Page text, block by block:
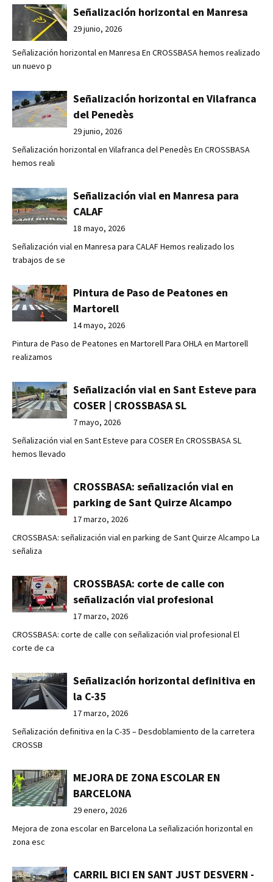
Señalización horizontal en Manresa
29 junio, 2026
Señalización horizontal en Manresa En CROSSBASA hemos realizado
un nuevo p
Señalización horizontal en Vilafranca
del Penedès
29 junio, 2026
Señalización horizontal en Vilafranca del Penedès En CROSSBASA
hemos reali
Señalización vial en Manresa para
CALAF
18 mayo, 2026
Señalización vial en Manresa para CALAF Hemos realizado los
trabajos de se
Pintura de Paso de Peatones en
Martorell
14 mayo, 2026
Pintura de Paso de Peatones en Martorell Para OHLA en Martorell
realizamos
Señalización vial en Sant Esteve para
COSER | CROSSBASA SL
7 mayo, 2026
Señalización vial en Sant Esteve para COSER En CROSSBASA SL
hemos llevado
CROSSBASA: señalización vial en
parking de Sant Quirze Alcampo
17 marzo, 2026
CROSSBASA: señalización vial en parking de Sant Quirze Alcampo La
señaliza
CROSSBASA: corte de calle con
señalización vial profesional
17 marzo, 2026
CROSSBASA: corte de calle con señalización vial profesional El
corte de ca
Señalización horizontal definitiva en
la C-35
17 marzo, 2026
Señalización definitiva en la C-35 – Desdoblamiento de la carretera
CROSSB
MEJORA DE ZONA ESCOLAR EN
BARCELONA
29 enero, 2026
Mejora de zona escolar en Barcelona La señalización horizontal en
zona esc
CARRIL BICI EN SANT JUST DESVERN -